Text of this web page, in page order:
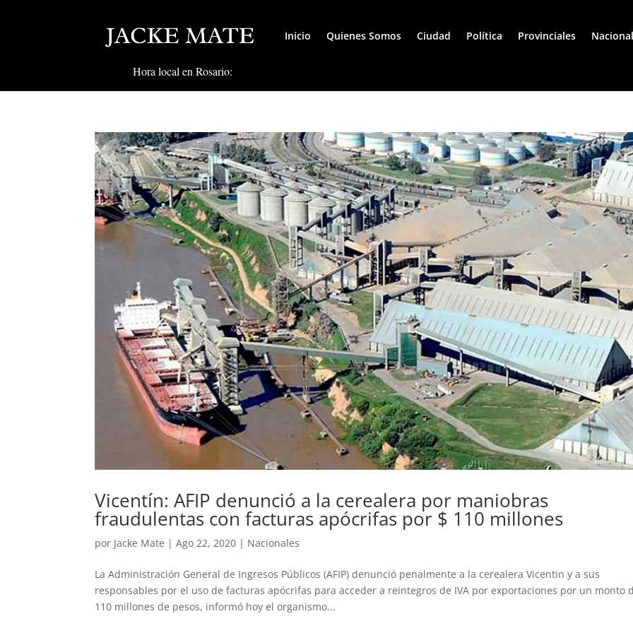
Inicio Quienes Somos Ciudad Política Provinciales
Hora local en Rosario:
Vicentín: AFIP denunció a la cerealera por maniobras
fraudulentas con facturas apócrifas por $ 110 millones
por Jacke Mate |Ago 22, 2020 | Nacionales
La Administración General de Ingresos Públicos (AFIP) denunció penalmente a la cerealera Vicentin y a sus
responsables por el uso de facturas apócrifas para acceder a reintegros de IVA por exportaciones por un monto
110 millones de pesos, informó hoy el organismo...